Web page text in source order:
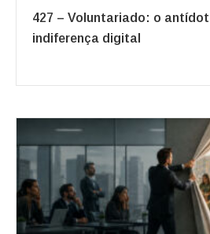
427 – Voluntariado: o
indiferença digital